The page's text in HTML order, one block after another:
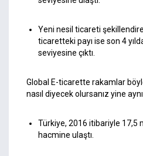
Yeni nesil ticareti
ticaretteki payı ise son 4
seviyesine çıktı.
Global E-ticarette rakamlar
nasıl diyecek olursanız yine
Türkiye, 2016 itibariyle 17,5
hacmine ulaştı.